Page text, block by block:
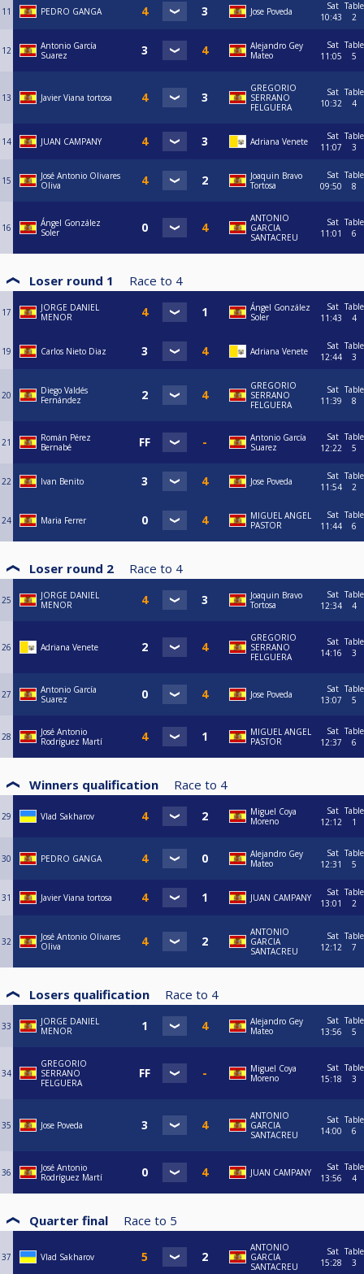
11 PEDRO GANGA Jose Poveda
Sat
10:43
Table
2
12
Antonio García
Suarez
Alejandro Gey
Mateo
Sat
11:05
Table
5
13 Javier Viana tortosa
GREGORIO
SERRANO
FELGUERA
Sat
10:32
Table
4
14 JUAN CAMPANY Adriana Venete
Sat
11:07
Table
3
15
José Antonio Olivares
Oliva
Joaquin Bravo
Tortosa
Sat
09:50
Table
8
16
Ángel González
Soler
ANTONIO
GARCIA
SANTACREU
Sat
11:01
Table
6
Loser round 1 Race to 4
17
JORGE DANIEL
MENOR
Ángel González
Soler
Sat
11:43
Table
4
19 Carlos Nieto Diaz Adriana Venete
Sat
12:44
Table
3
20
Diego Valdés
Fernández
GREGORIO
SERRANO
FELGUERA
Sat
11:39
Table
8
21
Román Pérez
Bernabé
Antonio García
Suarez
Sat
12:22
Table
5
22 Ivan Benito Jose Poveda
Sat
11:54
Table
2
24 Maria Ferrer
MIGUEL ANGEL
PASTOR
Sat
11:44
Table
6
Loser round 2 Race to 4
25
JORGE DANIEL
MENOR
Joaquin Bravo
Tortosa
Sat
12:34
Table
4
26 Adriana Venete
GREGORIO
SERRANO
FELGUERA
Sat
14:16
Table
3
27
Antonio García
Suarez
Jose Poveda
Sat
13:07
Table
5
28
José Antonio
Rodríguez Martí
MIGUEL ANGEL
PASTOR
Sat
12:37
Table
6
Winners qualification Race to 4
29 Vlad Sakharov
Miguel Coya
Moreno
Sat
12:12
Table
1
30 PEDRO GANGA
Alejandro Gey
Mateo
Sat
12:31
Table
5
31 Javier Viana tortosa JUAN CAMPANY
Sat
13:01
Table
2
32
José Antonio Olivares
Oliva
ANTONIO
GARCIA
SANTACREU
Sat
12:12
Table
7
Losers qualification Race to 4
33
JORGE DANIEL
MENOR
Alejandro Gey
Mateo
Sat
13:56
Table
5
34
GREGORIO
SERRANO
FELGUERA
Miguel Coya
Moreno
Sat
15:18
Table
3
35 Jose Poveda
ANTONIO
GARCIA
SANTACREU
Sat
14:00
Table
6
36
José Antonio
Rodríguez Martí
JUAN CAMPANY
Sat
13:56
Table
4
Quarter final Race to 5
37 Vlad Sakharov
ANTONIO
GARCIA
SANTACREU
Sat
15:28
Table
3